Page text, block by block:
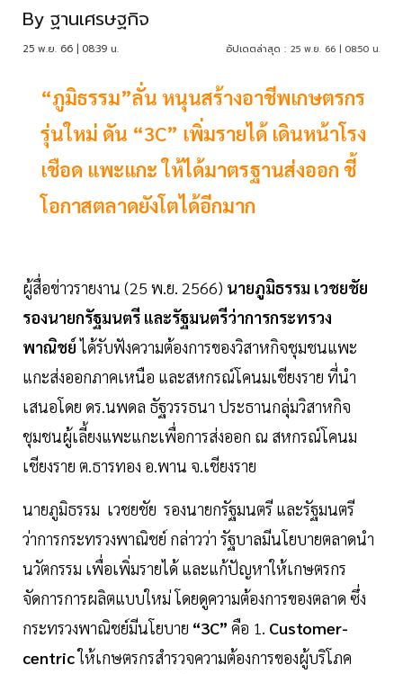
By ฐานเศรษฐกิจ
25 พ.ย. 66 | 08:39 น. อัปเดตล่าสุด : 25 พ.ย. 66 | 08:50 น.
“ภูมิธรรม”ลั่น หนุนสร้างอาชีพเกษตรกร
รุ่นใหม่ ดัน “3C” เพิ่มรายได้ เดินหน้าโรง
เชือด แพะแกะ ให้ได้มาตรฐานส่งออก ชี้
โอกาสตลาดยังโตได้อีกมาก
ผู้สื่อข่าวรายงาน (25 พ.ย. 2566) นายภูมิธรรม เวชยชัย
รองนายกรัฐมนตรี และรัฐมนตรีว่าการกระทรวง
พาณิชย์ได้รับฟังความต้องการของวิสาหกิจชุมชนแพะ
แกะส่งออกภาคเหนือ และสหกรณ์โคนมเชียงราย ที่นำ
เสนอโดย ดร.นพดล ธัฐวรรธนา ประธานกลุ่มวิสาหกิจ
ชุมชนผู้เลี้ยงแพะแกะเพื่อการส่งออก ณ สหกรณ์โคนม
เชียงราย ต.ธารทอง อ.พาน จ.เชียงราย
นายภูมิธรรม เวชยชัย รองนายกรัฐมนตรี และรัฐมนตรี
ว่าการกระทรวงพาณิชย์ กล่าวว่า รัฐบาลมีนโยบายตลาดนำ
นวัตกรรม เพื่อเพิ่มรายได้ และแก้ปัญหาให้เกษตรกร
จัดการการผลิตแบบใหม่ โดยดูความต้องการของตลาด ซึ่ง
กระทรวงพาณิชย์มีนโยบาย “3C” คือ 1. Customer-
centricให้เกษตรกรสำรวจความต้องการของผู้บริโภค